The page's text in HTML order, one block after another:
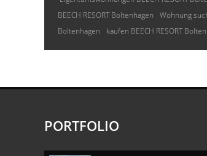
BEECH RESORT Boltenhagen
Wohnung
Boltenhagen
kaufen BEECH RESORT
PORTFOLIO